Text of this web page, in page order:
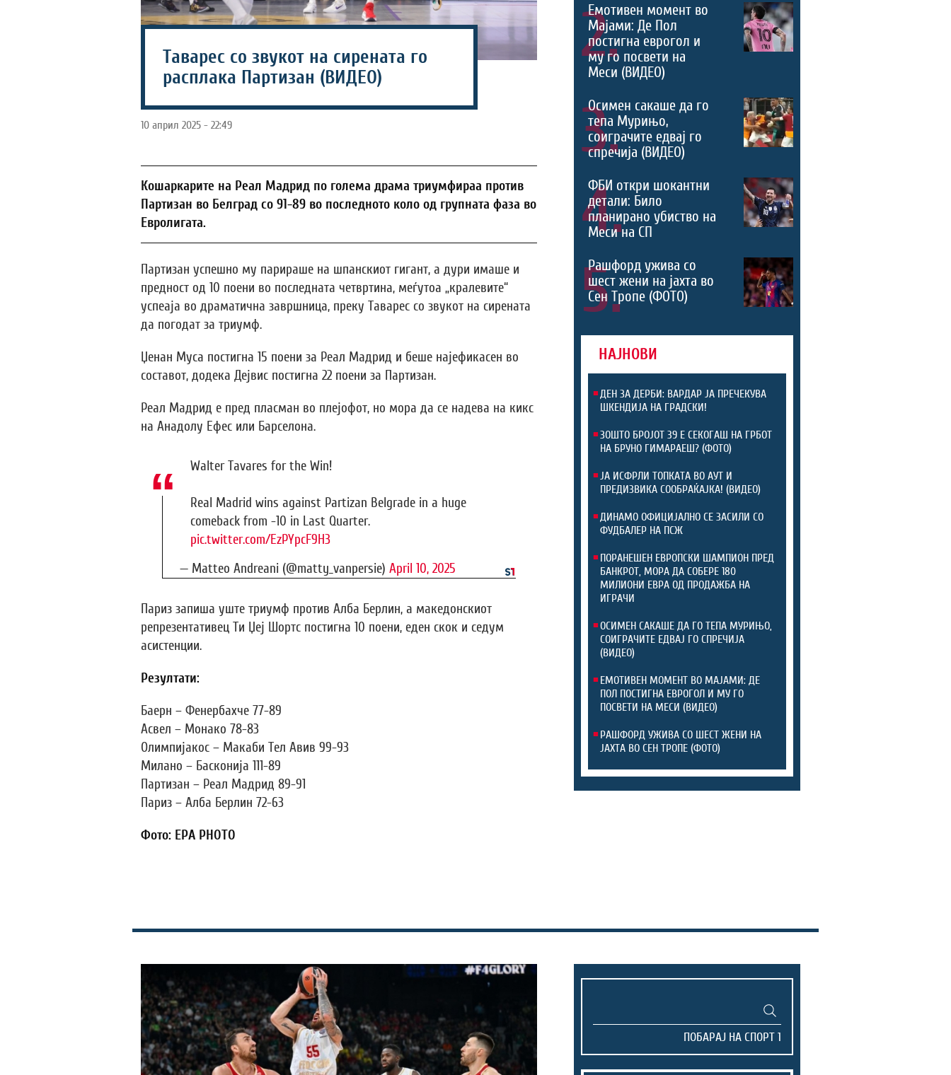
Таварес со звукот на сирената го
расплака Партизан (ВИДЕО)
10 април 2025 - 22:49
Кошаркарите на Реал Мадрид по голема драма триумфираа против
Партизан во Белград со 91-89 во последното коло од групната фаза во
Евролигата.
Партизан успешно му парираше на шпанскиот гигант, а дури имаше и
предност од 10 поени во последната четвртина, меѓутоа „кралевите“
успеаја во драматична завршница, преку Таварес со звукот на сирената
да погодат за триумф.
Џенан Муса постигна 15 поени за Реал Мадрид и беше најефикасен во
составот, додека Дејвис постигна 22 поени за Партизан.
Реал Мадрид е пред пласман во плејофот, но мора да се надева на кикс
на Анадолу Ефес или Барселона.
Walter Tavares for the Win!
Real Madrid wins against Partizan Belgrade in a huge
comeback from -10 in Last Quarter.
pic.twitter.com/EzPYpcF9H3
— Matteo Andreani (@matty_vanpersie) April 10, 2025
Париз запиша уште триумф против Алба Берлин, а македонскиот
репрезентативец Ти Џеј Шортс постигна 10 поени, еден скок и седум
асистенции.
Резултати:
Баерн – Фенербахче 77-89
Асвел – Монако 78-83
Олимпијакос – Макаби Тел Авив 99-93
Милано – Басконија 111-89
Партизан – Реал Мадрид 89-91
Париз – Алба Берлин 72-63
Фото: EPA PHOTO
2.
Емотивен момент во
Мајами: Де Пол
постигна еврогол и
му го посвети на
Меси (ВИДЕО)
3.
Осимен сакаше да го
тепа Мурињо,
соиграчите едвај го
спречија (ВИДЕО)
4.
ФБИ откри шокантни
детали: Било
планирано убиство на
Меси на СП
5.
Рашфорд ужива со
шест жени на јахта во
Сен Тропе (ФОТО)
НАЈНОВИ
ДЕН ЗА ДЕРБИ: ВАРДАР ЈА ПРЕЧЕКУВА
ШКЕНДИЈА НА ГРАДСКИ!
ЗОШТО БРОЈОТ 39 Е СЕКОГАШ НА ГРБОТ
НА БРУНО ГИМАРАЕШ? (ФОТО)
ЈА ИСФРЛИ ТОПКАТА ВО АУТ И
ПРЕДИЗВИКА СООБРАЌАЈКА! (ВИДЕО)
ДИНАМО ОФИЦИЈАЛНО СЕ ЗАСИЛИ СО
ФУДБАЛЕР НА ПСЖ
ПОРАНЕШЕН ЕВРОПСКИ ШАМПИОН ПРЕД
БАНКРОТ, МОРА ДА СОБЕРЕ 180
МИЛИОНИ ЕВРА ОД ПРОДАЖБА НА
ИГРАЧИ
ОСИМЕН САКАШЕ ДА ГО ТЕПА МУРИЊО,
СОИГРАЧИТЕ ЕДВАЈ ГО СПРЕЧИЈА
(ВИДЕО)
ЕМОТИВЕН МОМЕНТ ВО МАЈАМИ: ДЕ
ПОЛ ПОСТИГНА ЕВРОГОЛ И МУ ГО
ПОСВЕТИ НА МЕСИ (ВИДЕО)
РАШФОРД УЖИВА СО ШЕСТ ЖЕНИ НА
ЈАХТА ВО СЕН ТРОПЕ (ФОТО)